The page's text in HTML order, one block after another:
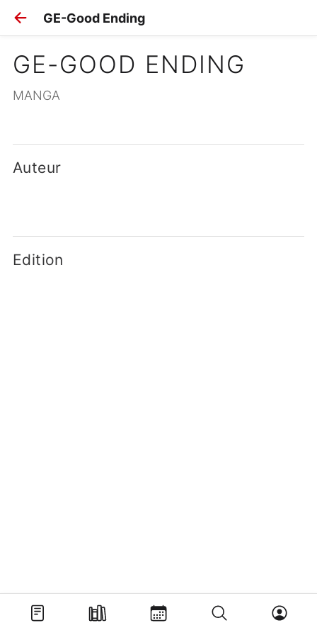
GE-Good Ending
GE-GOOD ENDING
MANGA
Auteur
Edition